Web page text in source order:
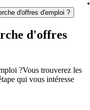
d'offres d'emploi ?
d'offres
?Vous trouverez les
qui vous intéresse